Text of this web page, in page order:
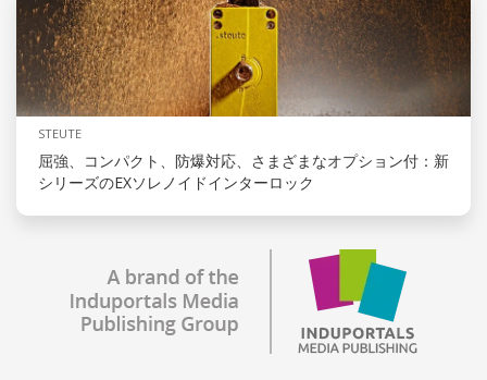
STEUTE
屈強、コンパクト、防爆対応、さまざまなオプション付：新
シリーズのEXソレノイドインターロック